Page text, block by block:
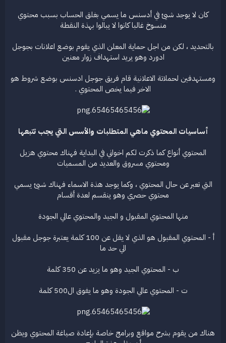
كان لا يوجد شيئ في أدسنس ما يسمي بغلق الحساب بسبب محتوي
منسوخ غالبا كانوا لا يبالوا بهذة النقطة
بالتحديد ، لكن من اجل حماية المعلن الذي يقوم بوضع اعلانات بجوجل
ادورد وهو يريد استهداف زوار معنين
ومستهدفين لحملاتة الاعلانية قام فريق جوجل ادسنس بوضع شروط هو
الاخر فيما يخص المحتوي .
أساسيات المحتوي ماهي المتطلبات والأسس التي يجب تتبعها
المحتوي أنواع كما ذكرت لكم اخواني في البداية فهناك محتوي هزيل
ومحتوي مسروق والعديد من المسميات
التي تعبر عن حال المحتوي ، وكما يوجد هذة الاسماء فهناك شيئ يسمي
محتوي حصري وهو ينقسم لعدة أقسام
منها المحتوي المقبول و الجيد والمحتوي عالي الجودة
أ - المحتوي المقبول هو الذي لا يقل عن 100 كلمة يعتبرة جوجل مقبول
الي حد ما
ب - المحتوي الجيد وهو ما يزيد عن 350 كلمة
ت - المحتوي عالي الجودة وهو ما يفوق ال500 كلمة
هناك من يقوم بشرح مواقع وبرامج خاصة بإعادة صياغة المحتوي ويظن